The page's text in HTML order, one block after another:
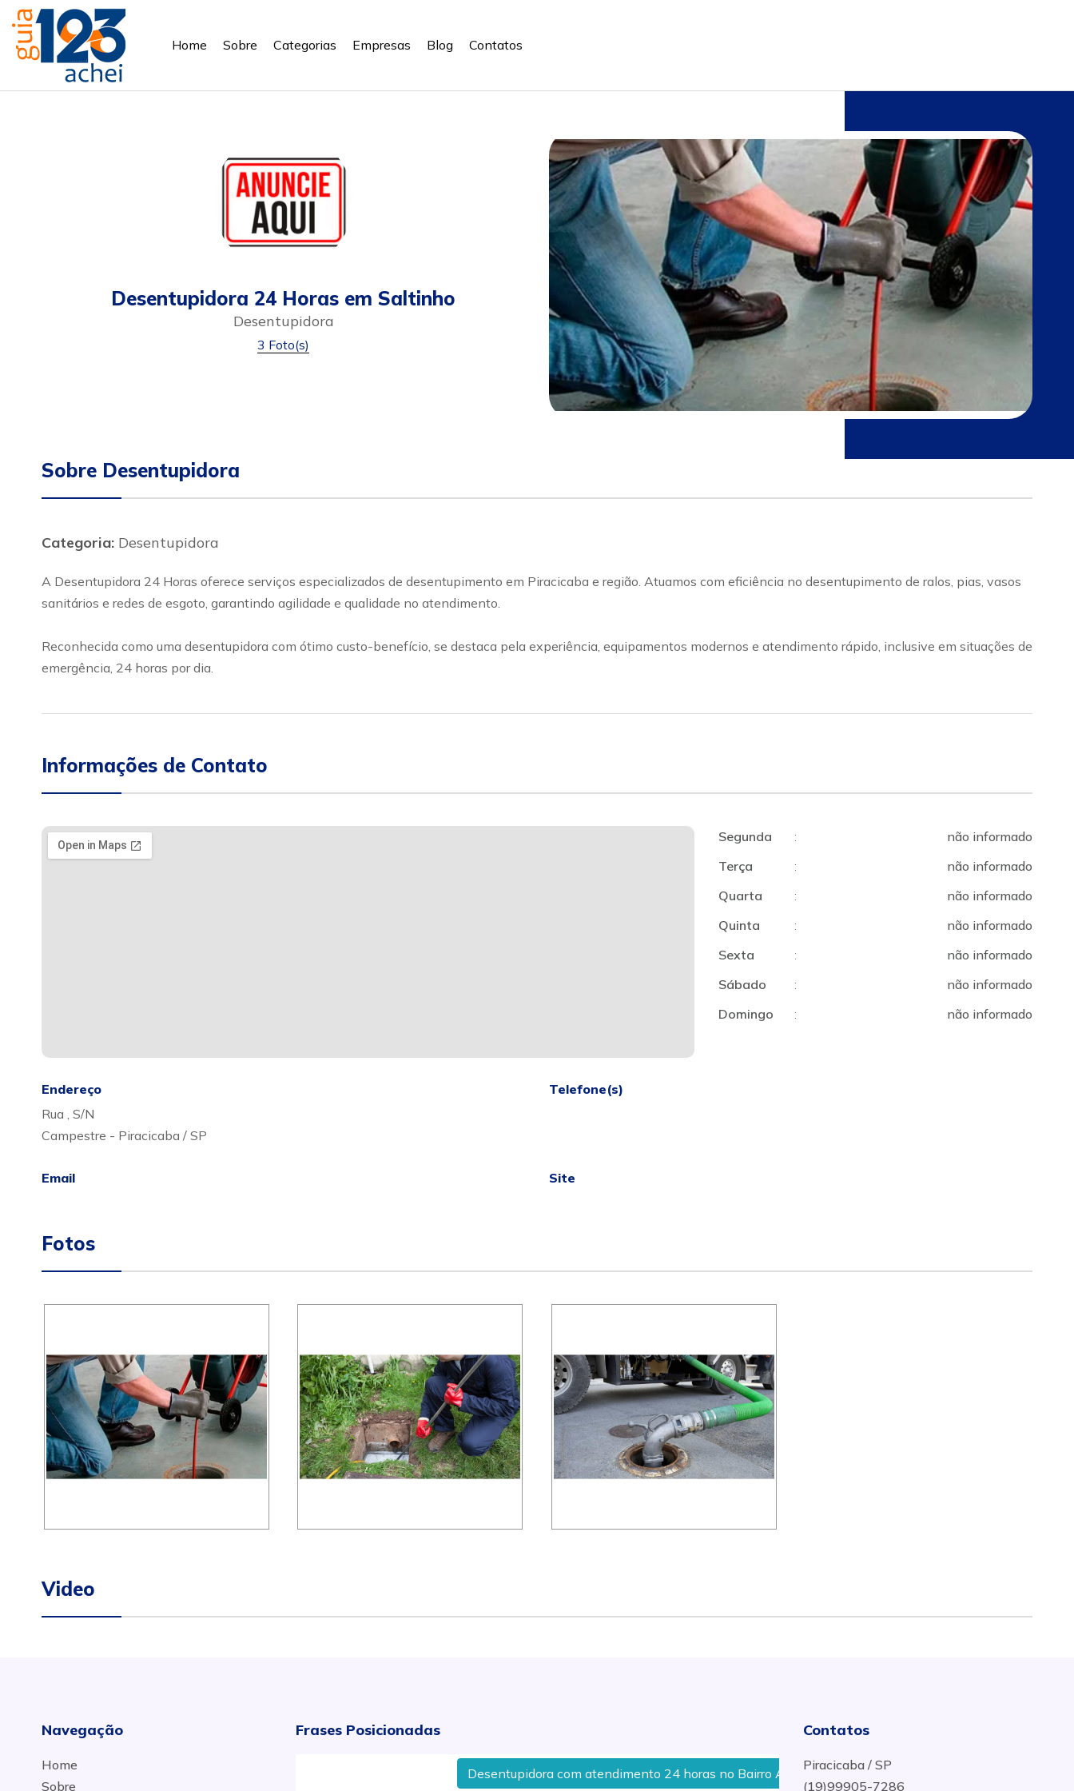
Home Sobre Categorias Empresas Blog Contatos
Desentupidora 24 Horas em Saltinho
Desentupidora
3 Foto(s)
Sobre Desentupidora
Categoria: Desentupidora
A Desentupidora 24 Horas oferece serviços especializados de desentupimento em Piracicaba e região. Atuamos com eficiência no desentupimento de ralos, pias, vasos
sanitários e redes de esgoto, garantindo agilidade e qualidade no atendimento.
Reconhecida como uma desentupidora com ótimo custo-benefício, se destaca pela experiência, equipamentos modernos e atendimento rápido, inclusive em situações de
emergência, 24 horas por dia.
Informações de Contato
Segunda :
não informado
Terça
:
não informado
Quarta
:
não informado
Quinta
:
não informado
Sexta
:
não informado
Sábado
:
não informado
Domingo
: não informado
Endereço
Rua , S/N
Campestre - Piracicaba / SP
Telefone(s)
Email Site
Fotos
Video
Navegação
Home
Sobre
Frases Posicionadas
Desentupidora com atendimento 24 horas no Bairro Água Branca em Piracicaba - SP
Contatos
Piracicaba / SP
(19)99905-7286